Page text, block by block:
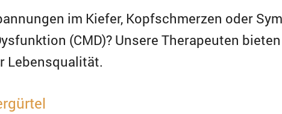
im Kiefer, Kopfschmerzen oder
(CMD)? Unsere Therapeuten
Lebensqualität.